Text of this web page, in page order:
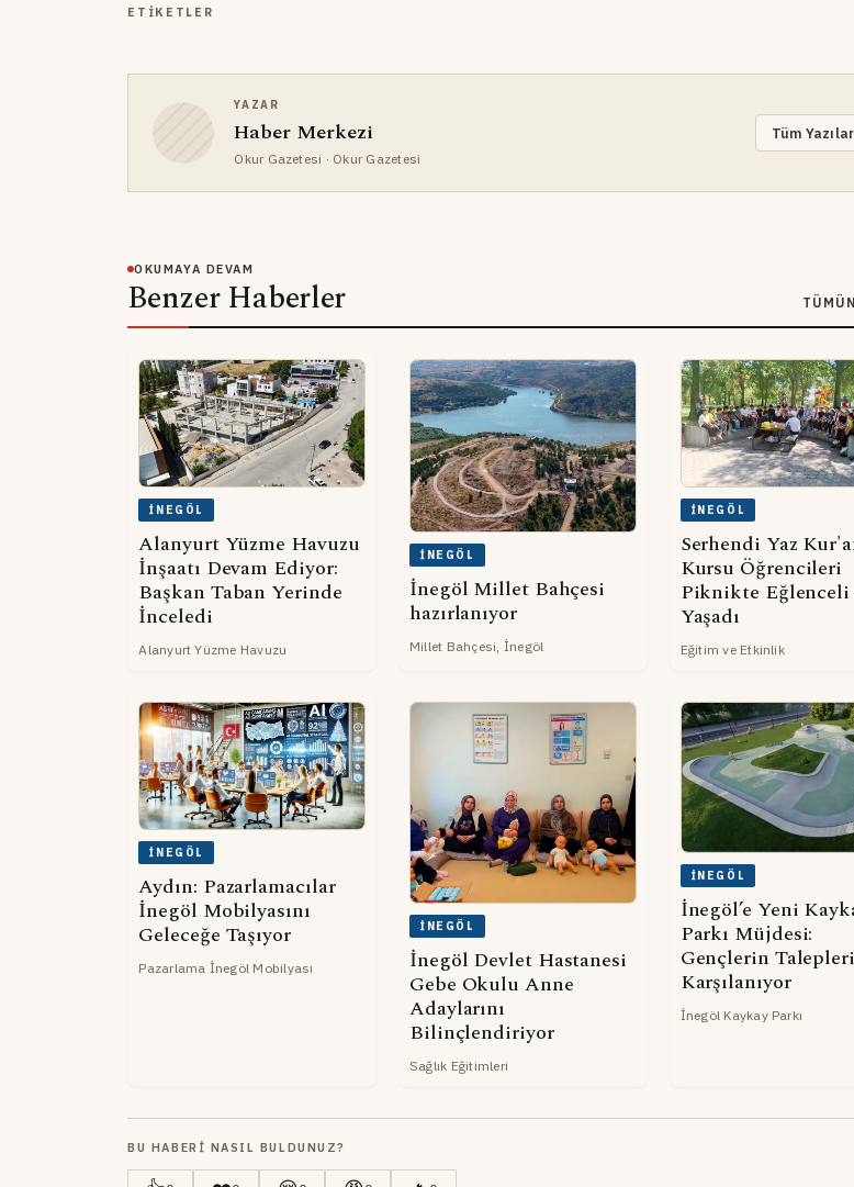
ETIKETLER
YAZAR
Haber Merkezi
Okur Gazetesi · Okur Gazetesi
Tüm
OKUMAYA DEVAM
Benzer Haberler
İNEGÖL
Alanyurt Yüzme Havuzu
İnşaatı Devam Ediyor:
Başkan Taban Yerinde
İnceledi
Alanyurt Yüzme Havuzu
İNEGÖL
İnegöl Millet Bahçesi
hazırlanıyor
Millet Bahçesi, İnegöl
İNEGÖL
Serhendi Yaz
Kursu Öğrencileri
Piknikte
Yaşadı
Eğitim ve Etkinlik
İNEGÖL
Aydın: Pazarlamacılar
İnegöl Mobilyasını
Geleceğe Taşıyor
Pazarlama İnegöl Mobilyası
İNEGÖL
İnegöl Devlet Hastanesi
Gebe Okulu Anne
Adaylarını
Bilinçlendiriyor
Sağlık Eğitimleri
İNEGÖL
İnegöl’e Yeni
Parkı Müjdesi:
Gençlerin Talepleri
Karşılanıyor
İnegöl Kaykay Parkı
BU HABERI NASIL BULDUNUZ?